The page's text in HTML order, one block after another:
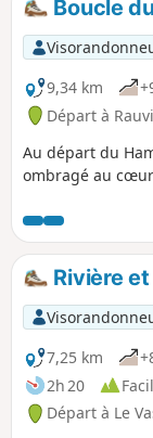
Boucle
9,34 km
Départ à
Au départ du
ombragé au
Rivière
7,25 km
2h 20
Départ à Le